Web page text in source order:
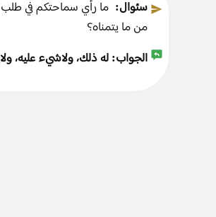
سئوال: ما رأي سماحتكم في طلب
من ما يتمناه؟
الجواب:له ذلك، ولاشيء عليه،